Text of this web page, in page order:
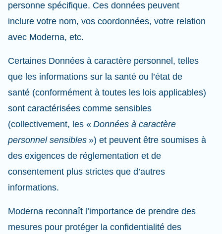
personne spécifique. Ces données peuvent
inclure votre nom, vos coordonnées, votre relation
avec Moderna, etc.
Certaines Données à caractère personnel, telles
que les informations sur la santé ou l’état de
santé (conformément à toutes les lois applicables)
sont caractérisées comme sensibles
(collectivement, les « Données à caractère
personnel sensibles ») et peuvent être soumises à
des exigences de réglementation et de
consentement plus strictes que d’autres
informations.
Moderna reconnaît l’importance de prendre des
mesures pour protéger la confidentialité des